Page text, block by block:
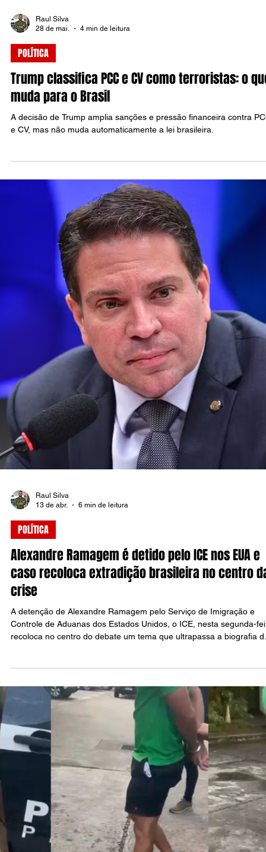
Raul Silva
29 de mai.
4 min de leitura
Soberania e segurança pública: por que o
dos EUA sobre a segurança pública brasileira.
Raul Silva
POLÍTICA
Trump classifica PCC e CV como terroristas: o
muda para o Brasil
A decisão de Trump amplia sanções e pressão financeira contra
e CV, mas não muda automaticamente a lei brasileira.